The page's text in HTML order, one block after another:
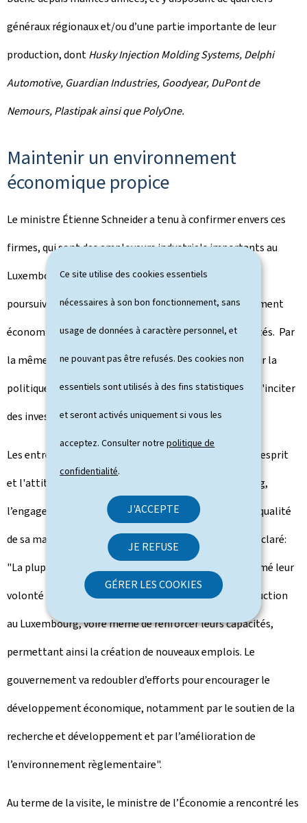
Ce site utilise des cookies essentiels
nécessaires à son bon fonctionnement, sans
usage de données à caractère personnel, et
ne pouvant pas être refusés. Des cookies non
essentiels sont utilisés à des fins statistiques
et seront activés uniquement si vous les
acceptez. Consulter notrepolitique de
confidentialité.
J'ACCEPTE
JE REFUSE
GÉRER LES COOKIES
généraux régionaux et/ou d’une partie importante de leur
production, dontHusky Injection Molding Systems, Delphi
Automotive, Guardian Industries, Goodyear, DuPont de
Nemours, Plastipak ainsi que PolyOne.
Maintenir un environnement
économique propice
Le ministre Étienne Schneider a tenu à confirmer envers ces
firmes, qui sont des employeurs industriels importants au
Luxembourg, la ferme intention du gouvernement de
poursuivre les efforts visant à maintenir un environnement
économique propice au développement de leurs activités. Par
la même occasion, il a réitéré sa volonté de promouvoir la
politique du dialogue avec le secteur privé dans le but d'inciter
des investissements futurs au Luxembourg.
Les entreprises visitées ont toutes salué l'ouverture d'esprit
et l'attitude positive qu’ils rencontrent au Luxembourg,
l’engagement de ses dirigeants politiques ainsi que la qualité
de sa main d'œuvre. Le ministre Étienne Schneider a déclaré:
"La plupart des responsables rencontrés m’ont confirmé leur
volonté de maintenir le niveau de leur activité de production
au Luxembourg, voire même de renforcer leurs capacités,
permettant ainsi la création de nouveaux emplois. Le
gouvernement va redoubler d’efforts pour encourager le
développement économique, notamment par le soutien de la
recherche et développement et par l’amélioration de
l’environnement règlementaire".
Au terme de la visite, le ministre de l’Économie a rencontré les